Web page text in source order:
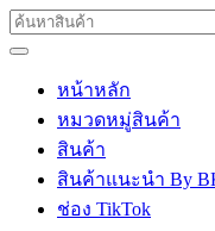
หน้าหลัก
หมวดหมู่สินค้า
สินค้า
สินค้าแนะนำ By
ช่อง TikTok